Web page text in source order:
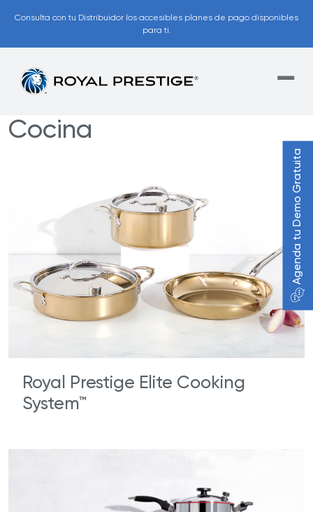
Consulta con tu Distribuidor los accesibles planes de pago disponibles
para ti.
Cocina
Royal Prestige Elite Cooking
System™
Agenda tu Demo Gratuita